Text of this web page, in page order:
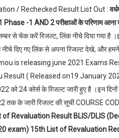
/ Rechecked Result List Out :
Phase -1 AND 2 परीक्षाओं के परिणाम आना
से चेक करें रिजल्ट, लिंक नीचे दिया गया
नीचे दिए गए लिंक से अपना रिजल्ट देखे, और
is releasing june 2021 Exams
Result ( Released on19 January
को 24 कोर्स के रिजल्ट जारी हुए है ।इन
तक के जारी रिजल्ट की सूची COURSE
of Revaluation Result BLIS/DLIS
exam) 15th List of Revaluation